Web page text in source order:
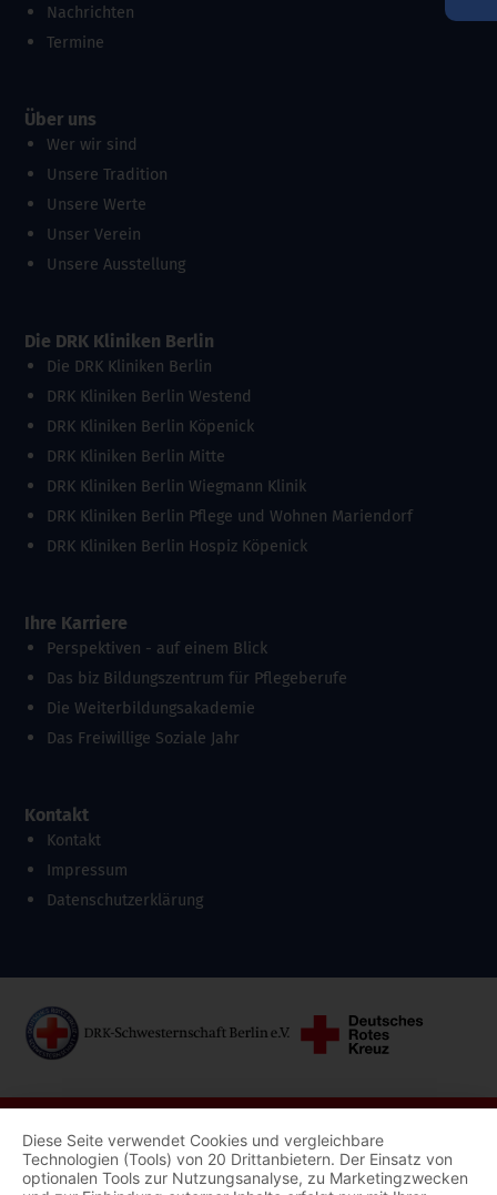
Nachrichten
Termine
Über uns
Wer wir sind
Unsere Tradition
Unsere Werte
Unser Verein
Unsere Ausstellung
Die DRK Kliniken Berlin
Die DRK Kliniken Berlin
DRK Kliniken Berlin Westend
DRK Kliniken Berlin Köpenick
DRK Kliniken Berlin Mitte
DRK Kliniken Berlin Wiegmann Klinik
DRK Kliniken Berlin Pflege und Wohnen Mariendorf
DRK Kliniken Berlin Hospiz Köpenick
Ihre Karriere
Perspektiven - auf einem Blick
Das biz Bildungszentrum für Pflegeberufe
Die Weiterbildungsakademie
Das Freiwillige Soziale Jahr
Kontakt
Kontakt
Impressum
Datenschutzerklärung
Diese Seite verwendet Cookies und vergleichbare
Technologien (Tools) von 20 Drittanbietern. Der Einsatz von
optionalen Tools zur Nutzungsanalyse, zu Marketingzwecken